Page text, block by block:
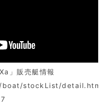
」販売艇情報
stockList/detail.html?